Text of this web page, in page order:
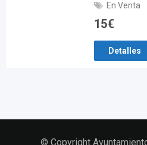
En Venta
15€
Detalles
© Copyright